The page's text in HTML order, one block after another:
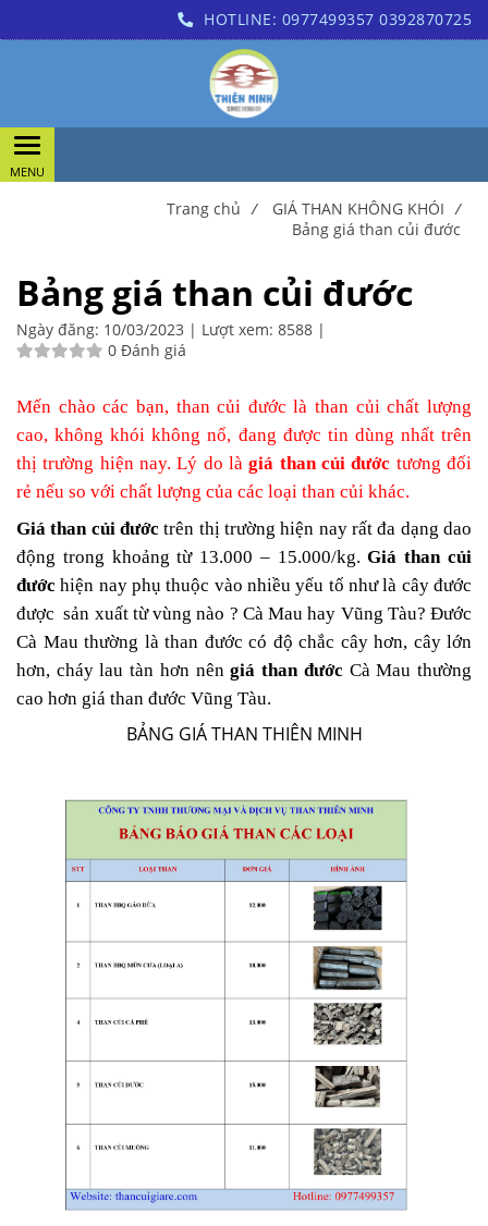
HOTLINE: 0977499357 0392870725
Trang chủ / GIÁ THAN KHÔNG KHÓI /
Bảng giá than củi đước
Bảng giá than củi đước
Ngày đăng: 10/03/2023 | Lượt xem: 8588 |
0 Đánh giá
Mến chào các bạn, than củi đước là than củi chất lượng
cao, không khói không nổ, đang được tin dùng nhất trên
thị trường hiện nay. Lý do làgiá than củi đước tương đối
rẻ nếu so với chất lượng của các loại than củi khác.
Giá than củi đước trên thị trường hiện nay rất đa dạng dao
động trong khoảng từ 13.000 – 15.000/kg.Giá than củi
đướchiện nay phụ thuộc vào nhiều yếu tố như là cây đước
được sản xuất từ vùng nào ? Cà Mau hay Vũng Tàu? Đước
Cà Mau thường là than đước có độ chắc cây hơn, cây lớn
hơn, cháy lau tàn hơn nêngiá than đước Cà Mau thường
cao hơn giá than đước Vũng Tàu.
BẢNG GIÁ THAN THIÊN MINH